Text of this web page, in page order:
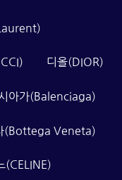
디올(DIOR)
아가(Balenciaga)
(Bottega Veneta)
(CELINE)